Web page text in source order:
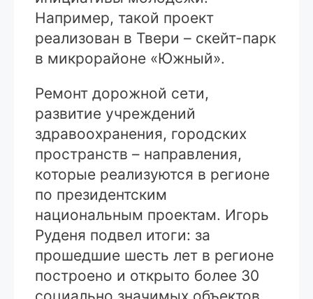
Например, такой проект
реализован в Твери – скейт-парк
в микрорайоне «Южный».
Ремонт дорожной сети,
развитие учреждений
здравоохранения, городских
пространств – направления,
которые реализуются в регионе
по президентским
национальным проектам. Игорь
Руденя подвел итоги: за
прошедшие шесть лет в регионе
построено и открыто более 30